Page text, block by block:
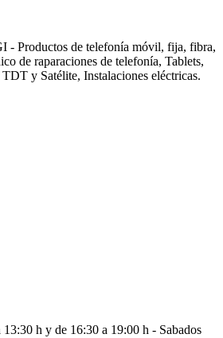
- Productos de telefonía móvil, fija, fibra,
de raparaciones de telefonía, Tablets,
y Satélite, Instalaciones eléctricas.
h y de 16:30 a 19:00 h - Sabados